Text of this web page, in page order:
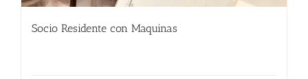
Socio Residente con Maquinas